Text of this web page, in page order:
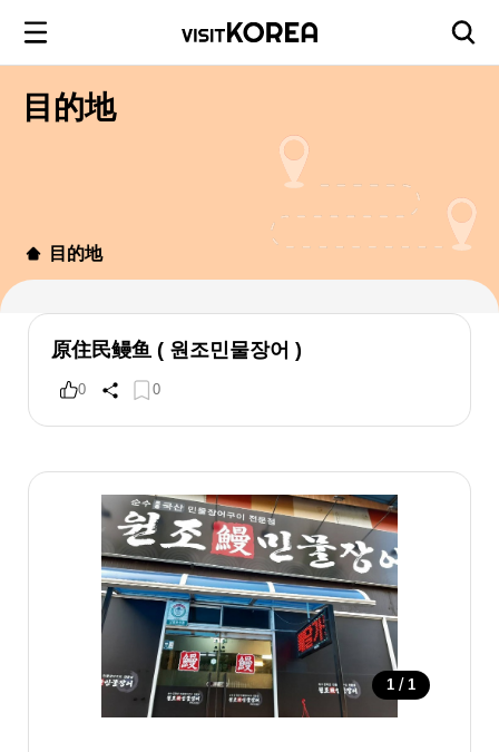
目的地
目的地
原住民鳗鱼 ( 원조민물장어 )
0 0
1 / 1